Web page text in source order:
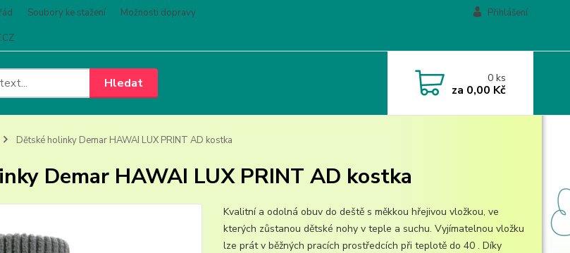
Soubory ke stažení
Možnosti dopravy
Přihlášení
Hledat 0ks
za 0,00 Kč
Dětské holinky Demar HAWAI LUX PRINT AD kostka
Demar HAWAI LUX PRINT AD kostka
Kvalitní a odolná obuv do deště s měkkou hřejivou vložkou, ve
kterých zůstanou dětské nohy v teple a suchu. Vyjímatelnou vložku
lze prát v běžných pracích prostředcích při teplotě do 40 . Díky